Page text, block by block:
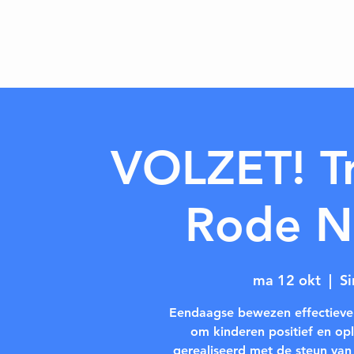
VOLZET!
Rode
ma 12 okt
  |
Eendaagse bewezen
om kinderen positief en
gerealiseerd met de steun